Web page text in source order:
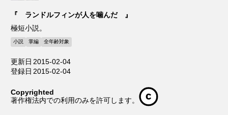
『 ランドルフィンが人を噛んだ 』
極短小説。
小説 掌編 全年齢対象
更新日 2015-02-04
登録日 2015-02-04
Copyrighted
著作権法内での利用のみを許可します。